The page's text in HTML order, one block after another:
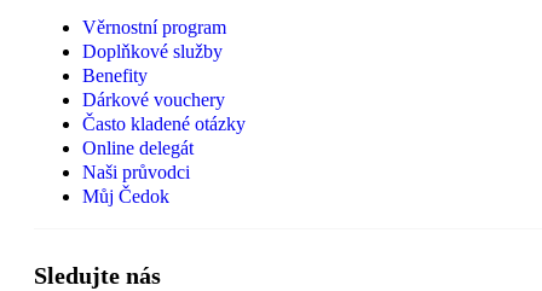
Věrnostní program
Doplňkové služby
Benefity
Dárkové vouchery
Často kladené otázky
Online delegát
Naši průvodci
Můj Čedok
Sledujte nás